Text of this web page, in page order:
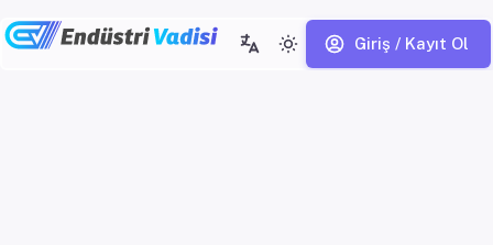
Giriş / Kayıt Ol